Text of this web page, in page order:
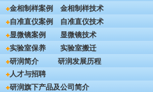
金相制样案例
金相制样技术
自准直仪案例
自准直仪技术
显微镜案例
显微镜技术
实验室保养
实验室搬迁
研润简介
研润发展历程
人才与招聘
研润旗下产品及公司简介